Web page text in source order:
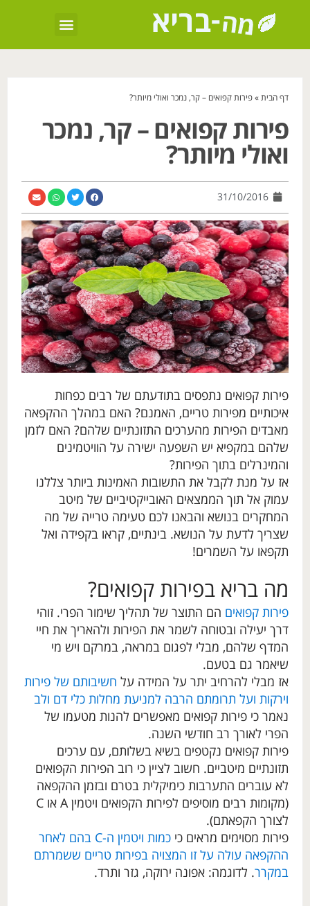
דף הבית»פירות קפואים – קר, נמכר ואולי מיותר?
פירות קפואים – קר, נמכר
ואולי מיותר?
31/10/2016
פירות קפואים נתפסים בתודעתם של רבים כפחות
איכותיים מפירות טריים, האמנם? האם במהלך ההקפאה
מאבדים הפירות מהערכים התזונתיים שלהם? האם לזמן
שלהם במקפיא יש השפעה ישירה על הוויטמינים
והמינרלים בתוך הפירות?
אז על מנת לקבל את התשובות האמינות ביותר צללנו
עמוק אל תוך הממצאים האובייקטיביים של מיטב
המחקרים בנושא והבאנו לכם טעימה טרייה של מה
שצריך לדעת על הנושא. בינתיים, קראו בקפידה ואל
תקפאו על השמרים!
מה בריא בפירות קפואים?
פירות קפואים הם התוצר של תהליך שימור הפרי. זוהי
דרך יעילה ובטוחה לשמר את הפירות ולהאריך את חיי
המדף שלהם, מבלי לפגום במראה, במרקם ויש מי
שיאמר גם בטעם.
אז מבלי להרחיב יתר על המידה על חשיבותם של פירות
וירקות ועל תרומתם הרבה למניעת מחלות כלי דם ולב
נאמר כי פירות קפואים מאפשרים להנות מטעמו של
הפרי לאורך רב חודשי השנה.
פירות קפואים נקטפים בשיא בשלותם, עם ערכים
תזונתיים מיטביים. חשוב לציין כי רוב הפירות הקפואים
לא עוברים התערבות כימיקלית בטרם ובזמן ההקפאה
(מקומות רבים מוסיפים לפירות הקפואים ויטמין A או C
לצורך הקפאתם).
פירות מסוימים מראים כי
כמות ויטמין ה-C בהם לאחר
ההקפאה עולה על זו המצויה בפירות טריים ששמרתם
במקרר. לדוגמה: אפונה ירוקה, גזר ותרד.